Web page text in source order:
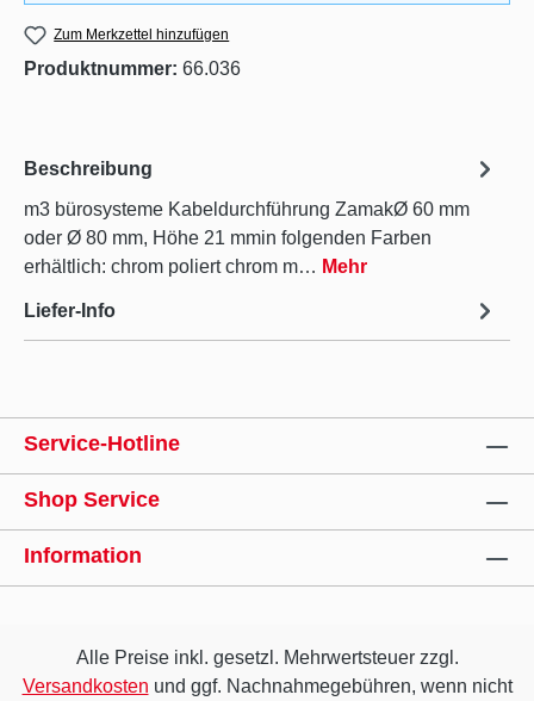
Zum Merkzettel hinzufügen
Produktnummer: 66.036
Beschreibung
m3 bürosysteme Kabeldurchführung ZamakØ 60 mm
oder Ø 80 mm, Höhe 21 mmin folgenden Farben
erhältlich: chrom poliert chrom m… Mehr
Liefer-Info
Service-Hotline
Shop Service
Information
Alle Preise inkl. gesetzl. Mehrwertsteuer zzgl.
Versandkosten und ggf. Nachnahmegebühren, wenn nicht